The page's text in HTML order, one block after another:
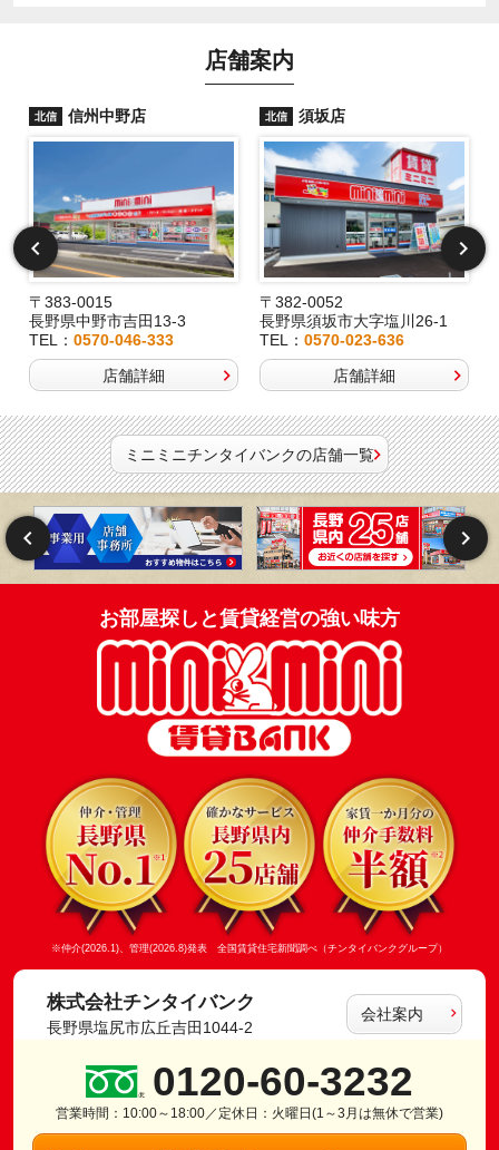
店舗案内
北信 信州中野店
〒383-0015
長野県中野市吉田13-3
TEL： 0570-046-333
店舗詳細
北信 須坂店
〒382-0052
長野県須坂市大字塩川26-1
TEL：0570-023-636
店舗詳細
ミニミニチンタイバンクの店舗一覧
お部屋探しと賃貸経営の強い味方
※仲介(2026.1)、管理(2026.8)発表 全国賃貸住宅新聞調べ（チンタイバンクグループ）
株式会社チンタイバンク
長野県塩尻市広丘吉田1044-2
会社案内
0120-60-3232
営業時間：10:00～18:00／定休日：火曜日(1～3月は無休で営業)